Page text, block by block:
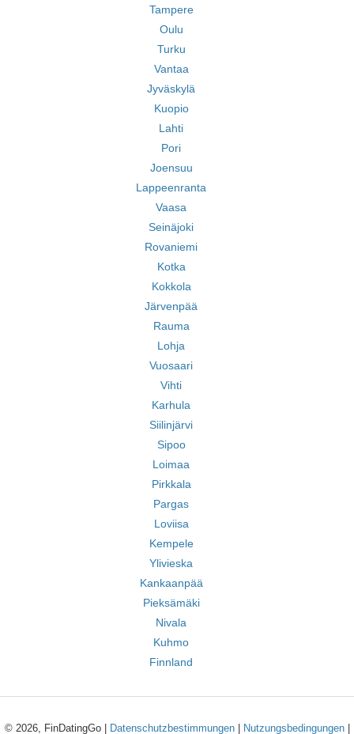
Tampere
Oulu
Turku
Vantaa
Jyväskylä
Kuopio
Lahti
Pori
Joensuu
Lappeenranta
Vaasa
Seinäjoki
Rovaniemi
Kotka
Kokkola
Järvenpää
Rauma
Lohja
Vuosaari
Vihti
Karhula
Siilinjärvi
Sipoo
Loimaa
Pirkkala
Pargas
Loviisa
Kempele
Ylivieska
Kankaanpää
Pieksämäki
Nivala
Kuhmo
Finnland
© 2026, FinDatingGo | Datenschutzbestimmungen| Nutzungsbedingungen|